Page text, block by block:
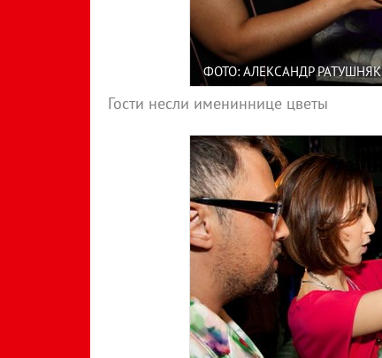
ФОТО: АЛЕКСАНДР РАТУШНЯК
Гости несли имениннице цветы